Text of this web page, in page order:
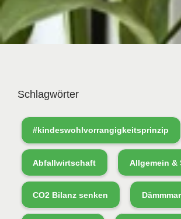
Schlagwörter
#kindeswohlvorrangigkeitsprinzip
Abfallwirtschaft Allgemein &
CO2 Bilanz senken